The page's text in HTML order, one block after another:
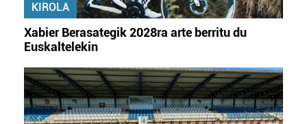
KIROLA
Xabier Berasategik 2028ra arte berritu du
Euskaltelekin